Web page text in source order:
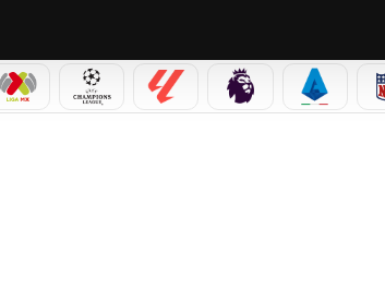
MEXICANA
LIGA MX CHAMPIONS LEAGUE
LALIGA PREMIER LEAGUE
SERIE A